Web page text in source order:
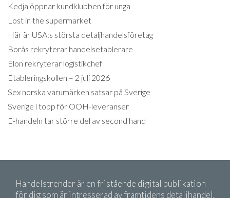
Kedja öppnar kundklubben för unga
Lost in the supermarket
Här är USA:s största detaljhandelsföretag
Borås rekryterar handelsetablerare
Elon rekryterar logistikchef
Etableringskollen – 2 juli 2026
Sex norska varumärken satsar på Sverige
Sverige i topp för OOH-leveranser
E-handeln tar större del av second hand
Handelstrender är en fristående digital publikation
för dig som är intresserad av framtidens detaljhandel.